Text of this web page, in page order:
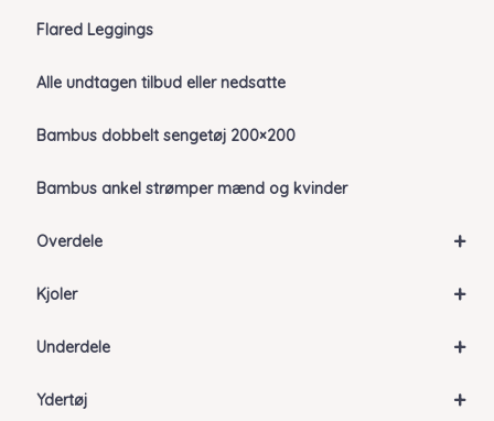
Flared Leggings
Alle undtagen tilbud eller nedsatte
Bambus dobbelt sengetøj 200×200
Bambus ankel strømper mænd og kvinder
+
Overdele
+
Kjoler
+
Underdele
+
Ydertøj